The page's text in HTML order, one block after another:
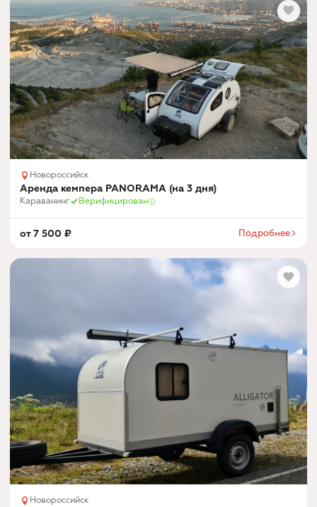
Новороссийск
Аренда кемпера PANORAMA (на 3 дня)
Караванинг Верифицирован
от7 500 ₽ Подробнее
Новороссийск